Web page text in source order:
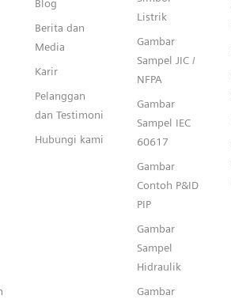
Blog
Berita dan
Media
Karir
Pelanggan
dan Testimoni
Hubungi kami
Listrik
Gambar
Sampel JIC /
NFPA
Gambar
Sampel IEC
60617
Gambar
Contoh P&ID
PIP
Gambar
Sampel
Hidraulik
Gambar